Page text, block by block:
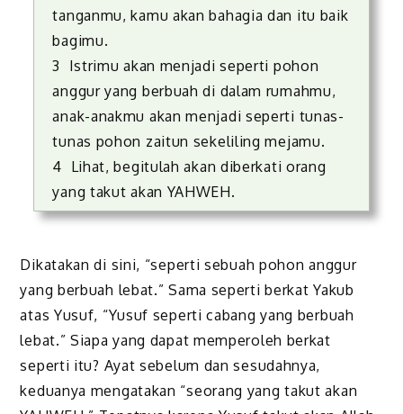
tanganmu, kamu akan bahagia dan itu baik
bagimu.
3 Istrimu akan menjadi seperti pohon
anggur yang berbuah di dalam rumahmu,
anak-anakmu akan menjadi seperti tunas-
tunas pohon zaitun sekeliling mejamu.
4 Lihat, begitulah akan diberkati orang
yang takut akan YAHWEH.
Dikatakan di sini, “seperti sebuah pohon anggur
yang berbuah lebat.” Sama seperti berkat Yakub
atas Yusuf, “Yusuf seperti cabang yang berbuah
lebat.” Siapa yang dapat memperoleh berkat
seperti itu? Ayat sebelum dan sesudahnya,
keduanya mengatakan “seorang yang takut akan